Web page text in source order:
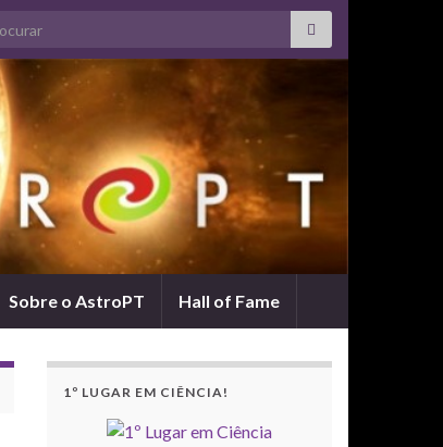
for:
Sobre o AstroPT Hall of Fame
1º LUGAR EM CIÊNCIA!